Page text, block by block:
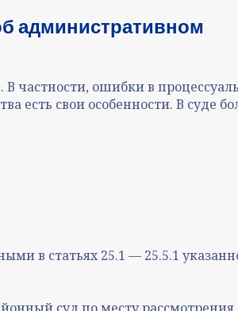
административном
частности, ошибки в
есть свои особенности. В суде
в статьях 25.1 — 25.5.1